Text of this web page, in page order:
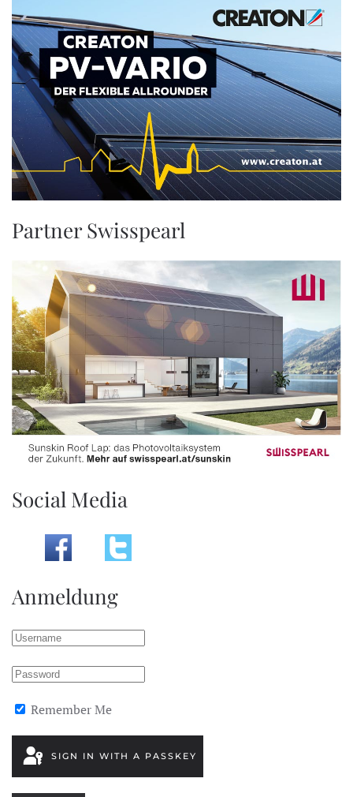
Partner Swisspearl
Social Media
Anmeldung
Remember Me
SIGN IN WITH A PASSKEY